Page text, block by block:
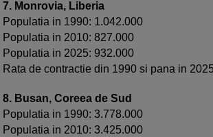
7. Monrovia, Liberia
Populatia in 1990: 1.042.000
Populatia in 2010: 827.000
Populatia in 2025: 932.000
Rata de contractie din 1990 si pana in
8. Busan, Coreea de Sud
Populatia in 1990: 3.778.000
Populatia in 2010: 3.425.000